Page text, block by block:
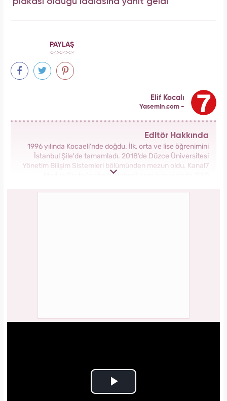
PAYLAŞ
Elif Kocalı
Yasemin.com -
Editör Hakkında
1996 yılında Kocaeli’nde doğdu. İlk, orta ve lise öğrenimini
İstanbul Şile'de tamamladı. 2018’de Düzce Üniversitesi
Yönetim Bilişim Sistemleri bölümünden mezun oldu. Kanal7
Medya Grubu’na bağlı Haber7.com bünyesinde ‘SEO